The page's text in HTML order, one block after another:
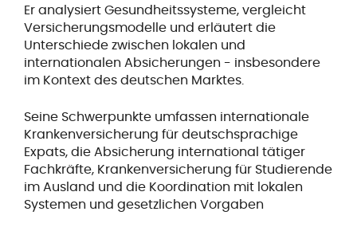
Er analysiert Gesundheitssysteme, vergleicht
Versicherungsmodelle und erläutert die
Unterschiede zwischen lokalen und
internationalen Absicherungen - insbesondere
im Kontext des deutschen Marktes.
Seine Schwerpunkte umfassen internationale
Krankenversicherung für deutschsprachige
Expats, die Absicherung international tätiger
Fachkräfte, Krankenversicherung für Studierende
im Ausland und die Koordination mit lokalen
Systemen und gesetzlichen Vorgaben